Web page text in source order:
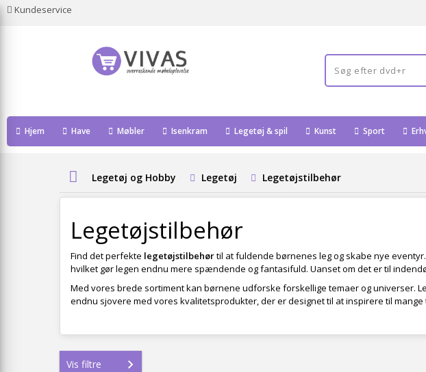
Kundeservice
Hjem Have Møbler Isenkram Legetøj & spil Kunst Sport
Legetøj og Hobby Legetøj Legetøjstilbehør
Legetøjstilbehør
Find det perfekte legetøjstilbehørtil at fuldende børnenes leg og skabe nye
hvilket gør legen endnu mere spændende og fantasifuld. Uanset om det er til
Med vores brede sortiment kan børnene udforske forskellige temaer og universer.
endnu sjovere med vores kvalitetsprodukter, der er designet til at inspirere til
Vis filtre